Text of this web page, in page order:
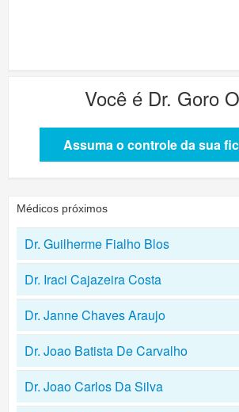
Você é Dr. Goro
Assuma o controle da sua
Médicos próximos
Dr. Guilherme Fialho Blos
Dr. Iraci Cajazeira Costa
Dr. Janne Chaves Araujo
Dr. Joao Batista De Carvalho
Dr. Joao Carlos Da Silva